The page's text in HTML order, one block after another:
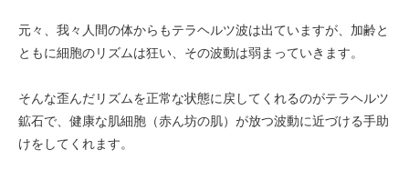
元々、我々人間の体からもテラヘルツ波は出ていますが、加齢と
ともに細胞のリズムは狂い、その波動は弱まっていきます。
そんな歪んだリズムを正常な状態に戻してくれるのがテラヘルツ
鉱石で、健康な肌細胞（赤ん坊の肌）が放つ波動に近づける手助
けをしてくれます。